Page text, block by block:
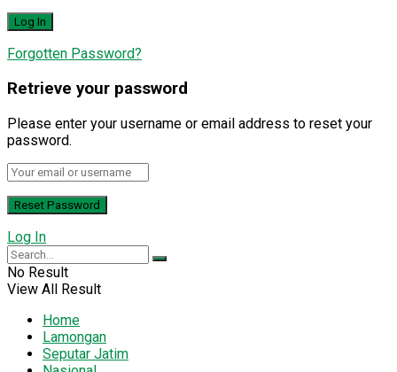
Forgotten Password?
Retrieve your password
Please enter your username or email address to reset your
password.
Log In
No Result
View All Result
Home
Lamongan
Seputar Jatim